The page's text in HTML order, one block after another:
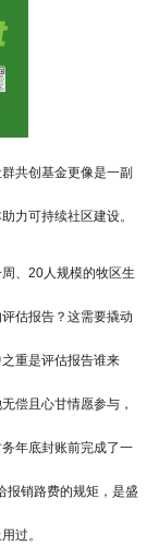
共创基金更像是一副
力可持续社区建设。
、20人规模的牧区生
估报告？这需要撬动
重是评估报告谁来
偿且心甘情愿参与，
年底封账前完成了一
报销路费的规矩，是盛
过。